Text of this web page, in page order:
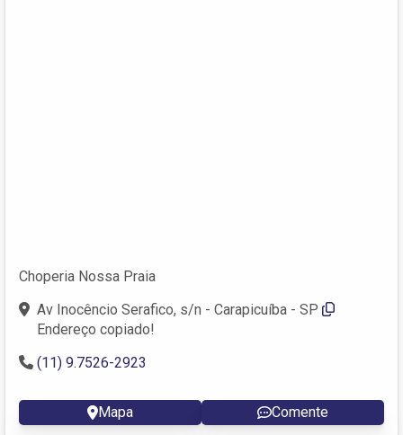
Choperia Nossa Praia
Av Inocêncio Serafico, s/n - Carapicuíba - SP
Endereço copiado!
(11) 9.7526-2923
Mapa Comente